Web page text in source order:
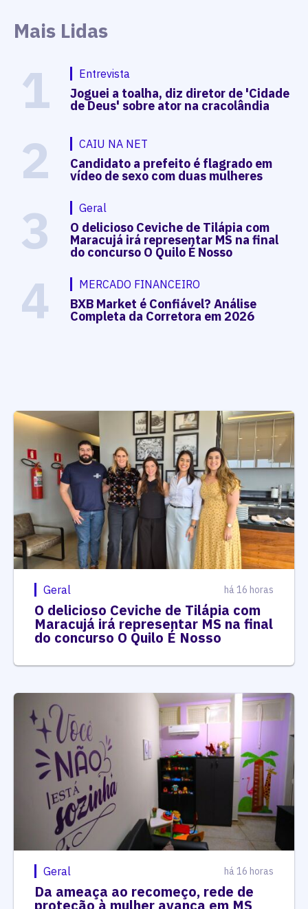
Mais Lidas
1 Entrevista
Joguei a toalha, diz diretor de 'Cidade
de Deus' sobre ator na cracolândia
2 CAIU NA NET
Candidato a prefeito é flagrado em
vídeo de sexo com duas mulheres
3 Geral
O delicioso Ceviche de Tilápia com
Maracujá irá representar MS na final
do concurso O Quilo É Nosso
4 MERCADO FINANCEIRO
BXB Market é Confiável? Análise
Completa da Corretora em 2026
Geral há 16 horas
O delicioso Ceviche de Tilápia com
Maracujá irá representar MS na final
do concurso O Quilo É Nosso
Geral há 16 horas
Da ameaça ao recomeço, rede de
proteção à mulher avança em MS